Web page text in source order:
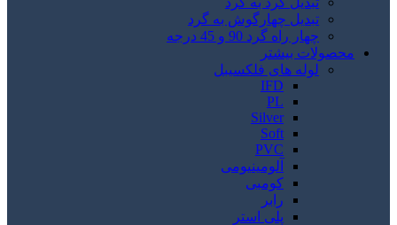
تبدیل چهارگوش به گرد
چهار راه گرد 90 و 45 درجه
محصولات بیشتر
لوله های فلکسیبل
IFD
PL
Silver
Soft
PVC
آلومینیومی
کومبی
رابر
پلی استر